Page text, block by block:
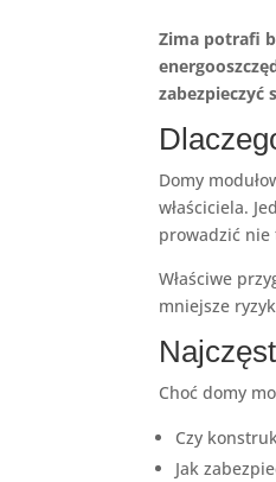
Zima potrafi
zabezpieczyć
Domy
właściciela.
prowadzić nie
Właściwe
mniejsze
Choć domy
Czy
Jak